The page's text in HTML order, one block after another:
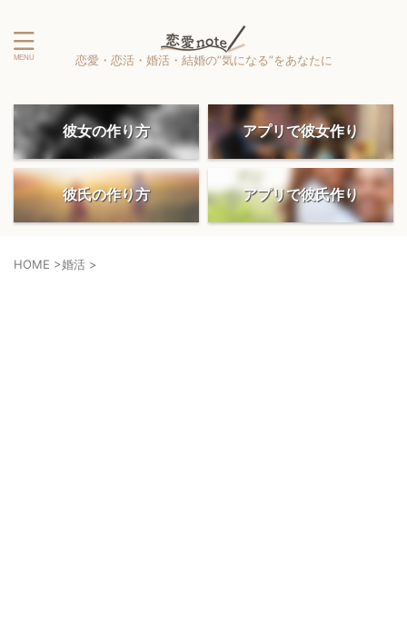
恋愛・恋活・婚活・結婚の”気になる”をあなたに
彼女の作り方 アプリで彼女作り
彼氏の作り方 アプリで彼氏作り
HOME >婚活 >